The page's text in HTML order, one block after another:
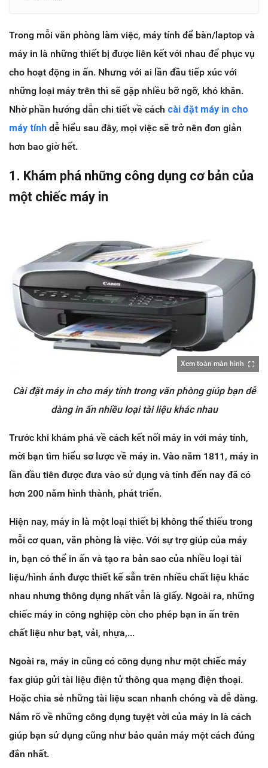
Trong mỗi văn phòng làm việc, máy tính để bàn/laptop và
máy in là những thiết bị được liên kết với nhau để phục vụ
cho hoạt động in ấn. Nhưng với ai lần đầu tiếp xúc với
những loại máy trên thì sẽ gặp nhiều bỡ ngỡ, khó khăn.
Nhờ phần hướng dẫn chi tiết về cách cài đặt máy in cho
máy tính dễ hiểu sau đây, mọi việc sẽ trở nên đơn giản
hơn bao giờ hết.
1. Khám phá những công dụng cơ bản của
một chiếc máy in
Xem toàn màn hình
Cài đặt máy in cho máy tính trong văn phòng giúp bạn dễ
dàng in ấn nhiều loại tài liệu khác nhau
Trước khi khám phá về cách kết nối máy in với máy tính,
mời bạn tìm hiểu sơ lược về máy in. Vào năm 1811, máy in
lần đầu tiên được đưa vào sử dụng và tính đến nay đã có
hơn 200 năm hình thành, phát triển.
Hiện nay, máy in là một loại thiết bị không thể thiếu trong
mỗi cơ quan, văn phòng là việc. Với sự trợ giúp của máy
in, bạn có thể in ấn và tạo ra bản sao của nhiều loại tài
liệu/hình ảnh được thiết kế sẵn trên nhiều chất liệu khác
nhau nhưng thông dụng nhất vẫn là giấy. Ngoài ra, những
chiếc máy in công nghiệp còn cho phép bạn in ấn trên
chất liệu như bạt, vải, nhựa,...
Ngoài ra, máy in cũng có công dụng như một chiếc máy
fax giúp gửi tài liệu điện tử thông qua mạng điện thoại.
Hoặc chia sẻ những tài liệu scan nhanh chóng và dễ dàng.
Nắm rõ về những công dụng tuyệt vời của máy in là cách
giúp bạn sử dụng cũng như bảo quản máy một cách đúng
đắn nhất.